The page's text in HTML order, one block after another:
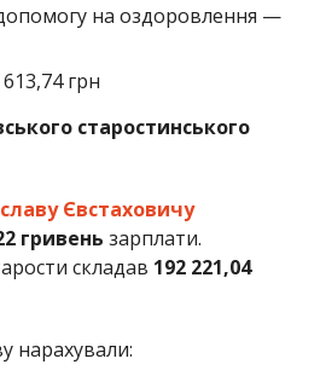
на оздоровлення —
грн
старостинського
Євстаховичу
гривень зарплати.
складав 192 221,04
нарахували: